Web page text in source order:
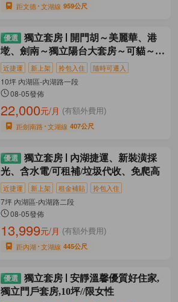
距文德 文湖線 959公尺
獨立套房
開門胡～美麗華、港
墘、劍南～獨立陽台大套房～可貓～無
租補
近捷運 新上架 拎包入住 隨時可遷入
10坪 內湖區-內湖路一段
08-05發佈
22,000元/月 (有額外費用)
距劍南路 文湖線 407公尺
獨立套房
內湖捷運、新裝潢採
光、含水電/可租補/垃圾代收、免爬高
近捷運 新上架 租金補貼 拎包入住
7坪 內湖區-內湖路二段
08-05發佈
13,999元/月 (有額外費用)
距內湖 文湖線 445公尺
獨立套房
安靜溫馨優質好住家,
獨立門戶套房,10坪//限女性